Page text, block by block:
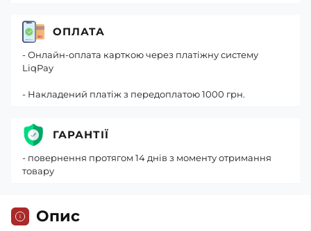
Опис
ОПЛАТА
- Онлайн-оплата карткою через платіжну систему
LiqPay
- Накладений платіж з передоплатою 1000 грн.
ГАРАНТІЇ
- повернення протягом 14 днів з моменту отримання
товару